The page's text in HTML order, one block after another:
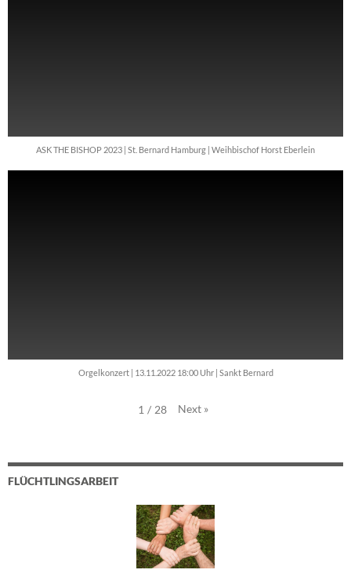
ASK THE BISHOP 2023 | St. Bernard Hamburg | Weihbischof Horst Eberlein
Orgelkonzert | 13.11.2022 18:00 Uhr | Sankt Bernard
1 / 28 Next »
FLÜCHTLINGSARBEIT